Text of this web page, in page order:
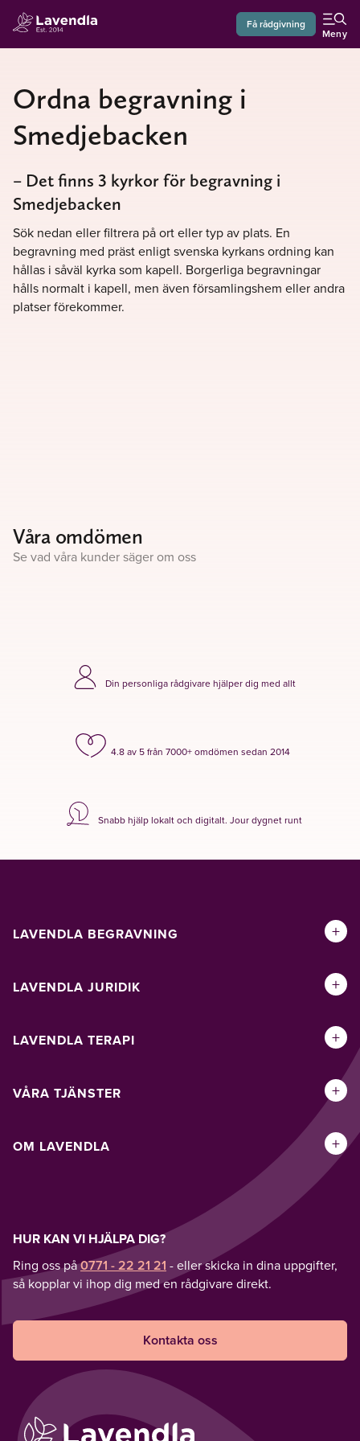
Få rådgivning
Meny
Ordna begravning i
Smedjebacken
– Det finns 3 kyrkor för begravning i
Smedjebacken
Sök nedan eller filtrera på ort eller typ av plats. En
begravning med präst enligt svenska kyrkans ordning kan
hållas i såväl kyrka som kapell. Borgerliga begravningar
hålls normalt i kapell, men även församlingshem eller andra
platser förekommer.
Våra omdömen
Se vad våra kunder säger om oss
Din personliga rådgivare hjälper dig med allt
4.8 av 5 från 7000+ omdömen sedan 2014
Snabb hjälp lokalt och digitalt. Jour dygnet runt
LAVENDLA BEGRAVNING +
LAVENDLA JURIDIK +
LAVENDLA TERAPI +
VÅRA TJÄNSTER +
OM LAVENDLA +
HUR KAN VI HJÄLPA DIG?
Ring oss på0771 - 22 21 21 - eller skicka in dina uppgifter,
så kopplar vi ihop dig med en rådgivare direkt.
Kontakta oss